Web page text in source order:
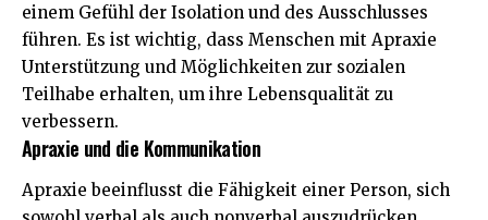
einem Gefühl der Isolation und des Ausschlusses
führen. Es ist wichtig, dass Menschen mit Apraxie
Unterstützung und Möglichkeiten zur sozialen
Teilhabe erhalten, um ihre Lebensqualität zu
verbessern.
Apraxie und die Kommunikation
Apraxie beeinflusst die Fähigkeit einer Person, sich